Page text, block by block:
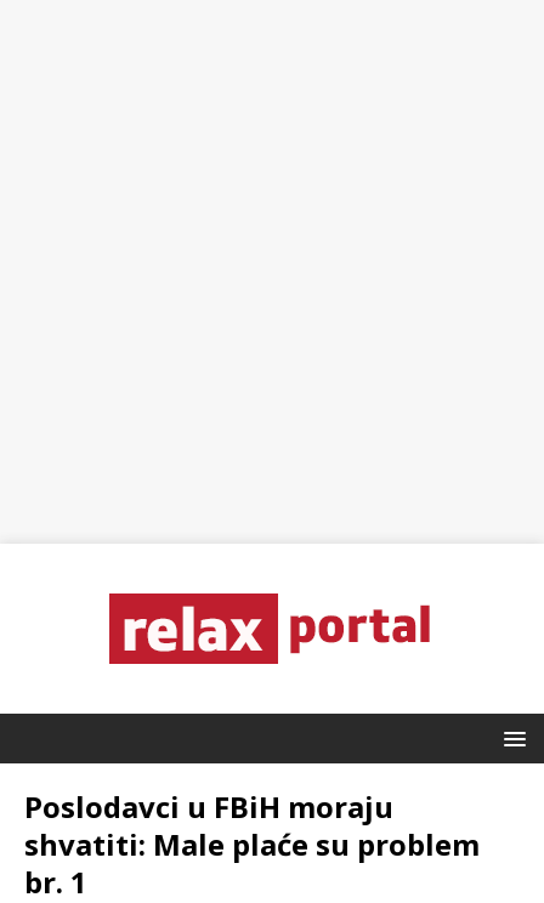
Poslodavci u FBiH moraju
shvatiti: Male plaće su problem
br. 1